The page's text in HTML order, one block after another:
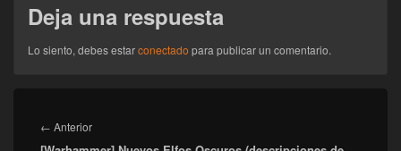
Deja una respuesta
Lo siento, debes estarconectado para publicar un comentario.
de
entradas
← AnteriorEntrada